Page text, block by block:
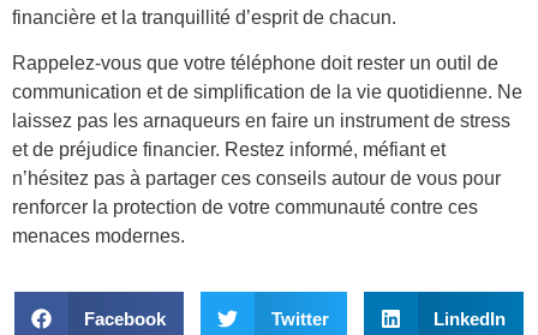
financière et la tranquillité d’esprit de chacun.
Rappelez-vous que votre téléphone doit rester un outil de
communication et de simplification de la vie quotidienne. Ne
laissez pas les arnaqueurs en faire un instrument de stress
et de préjudice financier. Restez informé, méfiant et
n’hésitez pas à partager ces conseils autour de vous pour
renforcer la protection de votre communauté contre ces
menaces modernes.
Facebook Twitter LinkedIn